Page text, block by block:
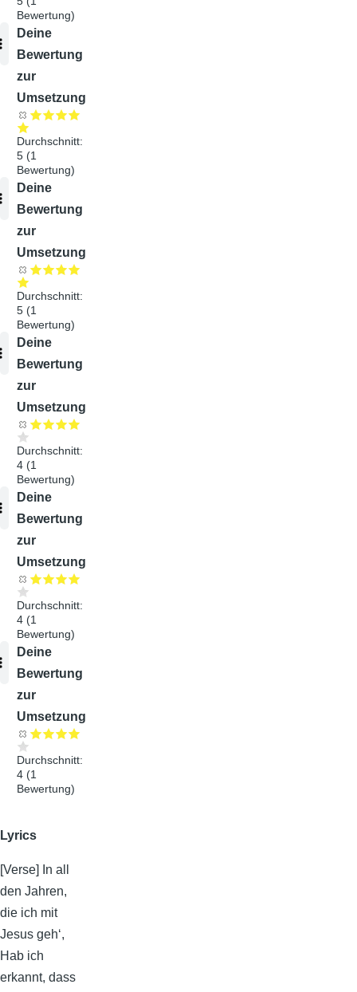
Bewertung)
Audiodatei
Deine
Bewertung
zur
Umsetzung
Durchschnitt:
5 (1
Bewertung)
Audiodatei
Deine
Bewertung
zur
Umsetzung
Durchschnitt:
5 (1
Bewertung)
Audiodatei
Deine
Bewertung
zur
Umsetzung
Durchschnitt:
4 (1
Bewertung)
Audiodatei
Deine
Bewertung
zur
Umsetzung
Durchschnitt:
4 (1
Bewertung)
Audiodatei
Deine
Bewertung
zur
Umsetzung
Durchschnitt:
4 (1
Bewertung)
Lyrics
[Verse] In all
den Jahren,
die ich mit
Jesus geh‘,
Hab ich
erkannt, dass